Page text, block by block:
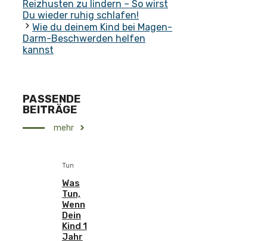
Reizhusten zu lindern – So wirst
Du wieder ruhig schlafen!
Wie du deinem Kind bei Magen-
Darm-Beschwerden helfen
kannst
PASSENDE
BEITRÄGE
mehr
Tun
Was
Tun,
Wenn
Dein
Kind 1
Jahr